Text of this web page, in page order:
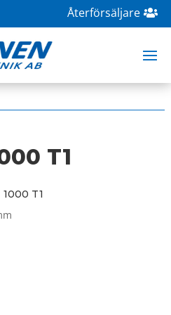
Återförsäljare
T1
1000 T1